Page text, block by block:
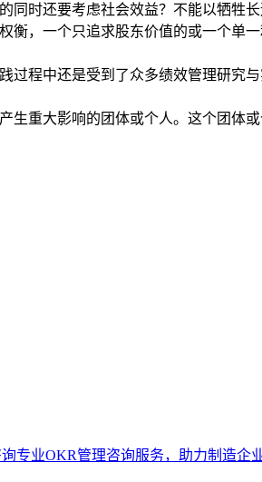
同时还要考虑社会效益？不能以牺
，一个只追求股东价值的或一个单
程中还是受到了众多绩效管理研究
重大影响的团体或个人。这个团体
专业OKR管理咨询服务，助力制造企